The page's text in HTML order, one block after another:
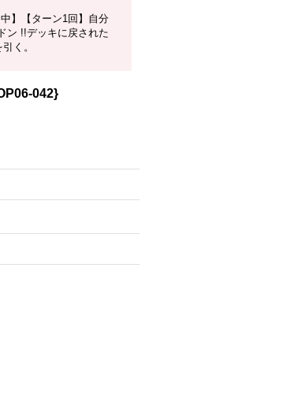
】【ターン1回】自分
ン !!デッキに戻された
く。
042}